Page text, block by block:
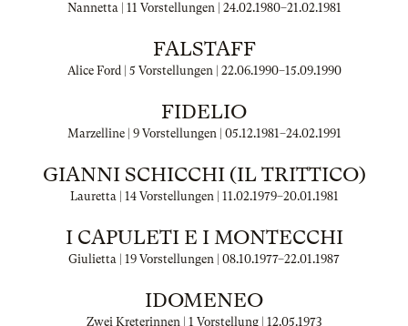
Nannetta | 11 Vorstellungen | 24.02.1980–21.02.1981
FALSTAFF
Alice Ford | 5 Vorstellungen | 22.06.1990–15.09.1990
FIDELIO
Marzelline | 9 Vorstellungen | 05.12.1981–24.02.1991
GIANNI SCHICCHI (IL TRITTICO)
Lauretta | 14 Vorstellungen | 11.02.1979–20.01.1981
I CAPULETI E I MONTECCHI
Giulietta | 19 Vorstellungen | 08.10.1977–22.01.1987
IDOMENEO
Zwei Kreterinnen | 1 Vorstellung | 12.05.1973